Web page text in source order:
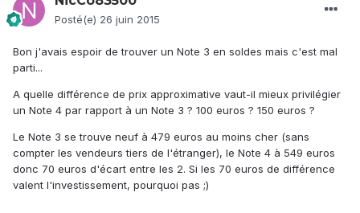
Posté(e) 26 juin 2015
Bon j'avais espoir de trouver un Note 3 en soldes mais c'est mal
parti...
A quelle différence de prix approximative vaut-il mieux privilégier
un Note 4 par rapport à un Note 3 ? 100 euros ? 150 euros ?
Le Note 3 se trouve neuf à 479 euros au moins cher (sans
compter les vendeurs tiers de l'étranger), le Note 4 à 549 euros
donc 70 euros d'écart entre les 2. Si les 70 euros de différence
valent l'investissement, pourquoi pas ;)